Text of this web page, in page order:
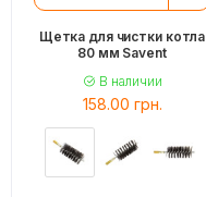
Щетка для чистки котла
80 мм Savent
В наличии
158.00 грн.